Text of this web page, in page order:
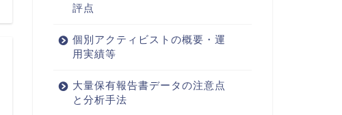
評点
個別アクティビストの概要・運
用実績等
大量保有報告書データの注意点
と分析手法